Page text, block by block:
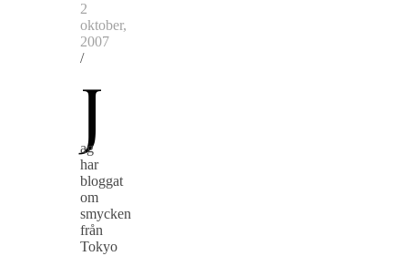
2
oktober,
2007
/
J
ag
har
bloggat
om
smycken
från
Tokyo